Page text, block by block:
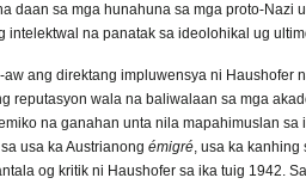
daan sa mga hunahuna sa mga proto-
intelektwal na panatak sa ideolohikal ug
ang direktang impluwensya ni Haushofer
reputasyon wala na baliwalaan sa mga
na ganahan unta nila mapahimuslan
usa ka Austrianong émigré , usa ka
og kritik ni Haushofer sa ika tuig 1942.